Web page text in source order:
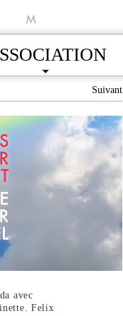
M
Suivant
avec
Felix